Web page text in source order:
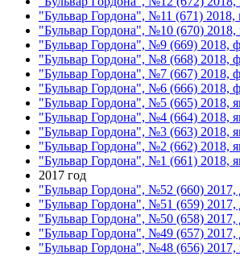
"Бульвар Гордона", №11 (671) 2018,
"Бульвар Гордона", №10 (670) 2018,
"Бульвар Гордона", №9 (669) 2018,
"Бульвар Гордона", №8 (668) 2018,
"Бульвар Гордона", №7 (667) 2018,
"Бульвар Гордона", №6 (666) 2018,
"Бульвар Гордона", №5 (665) 2018,
"Бульвар Гордона", №4 (664) 2018,
"Бульвар Гордона", №3 (663) 2018,
"Бульвар Гордона", №2 (662) 2018,
"Бульвар Гордона", №1 (661) 2018,
2017 год
"Бульвар Гордона", №52 (660) 2017,
"Бульвар Гордона", №51 (659) 2017,
"Бульвар Гордона", №50 (658) 2017,
"Бульвар Гордона", №49 (657) 2017,
"Бульвар Гордона", №48 (656) 2017,